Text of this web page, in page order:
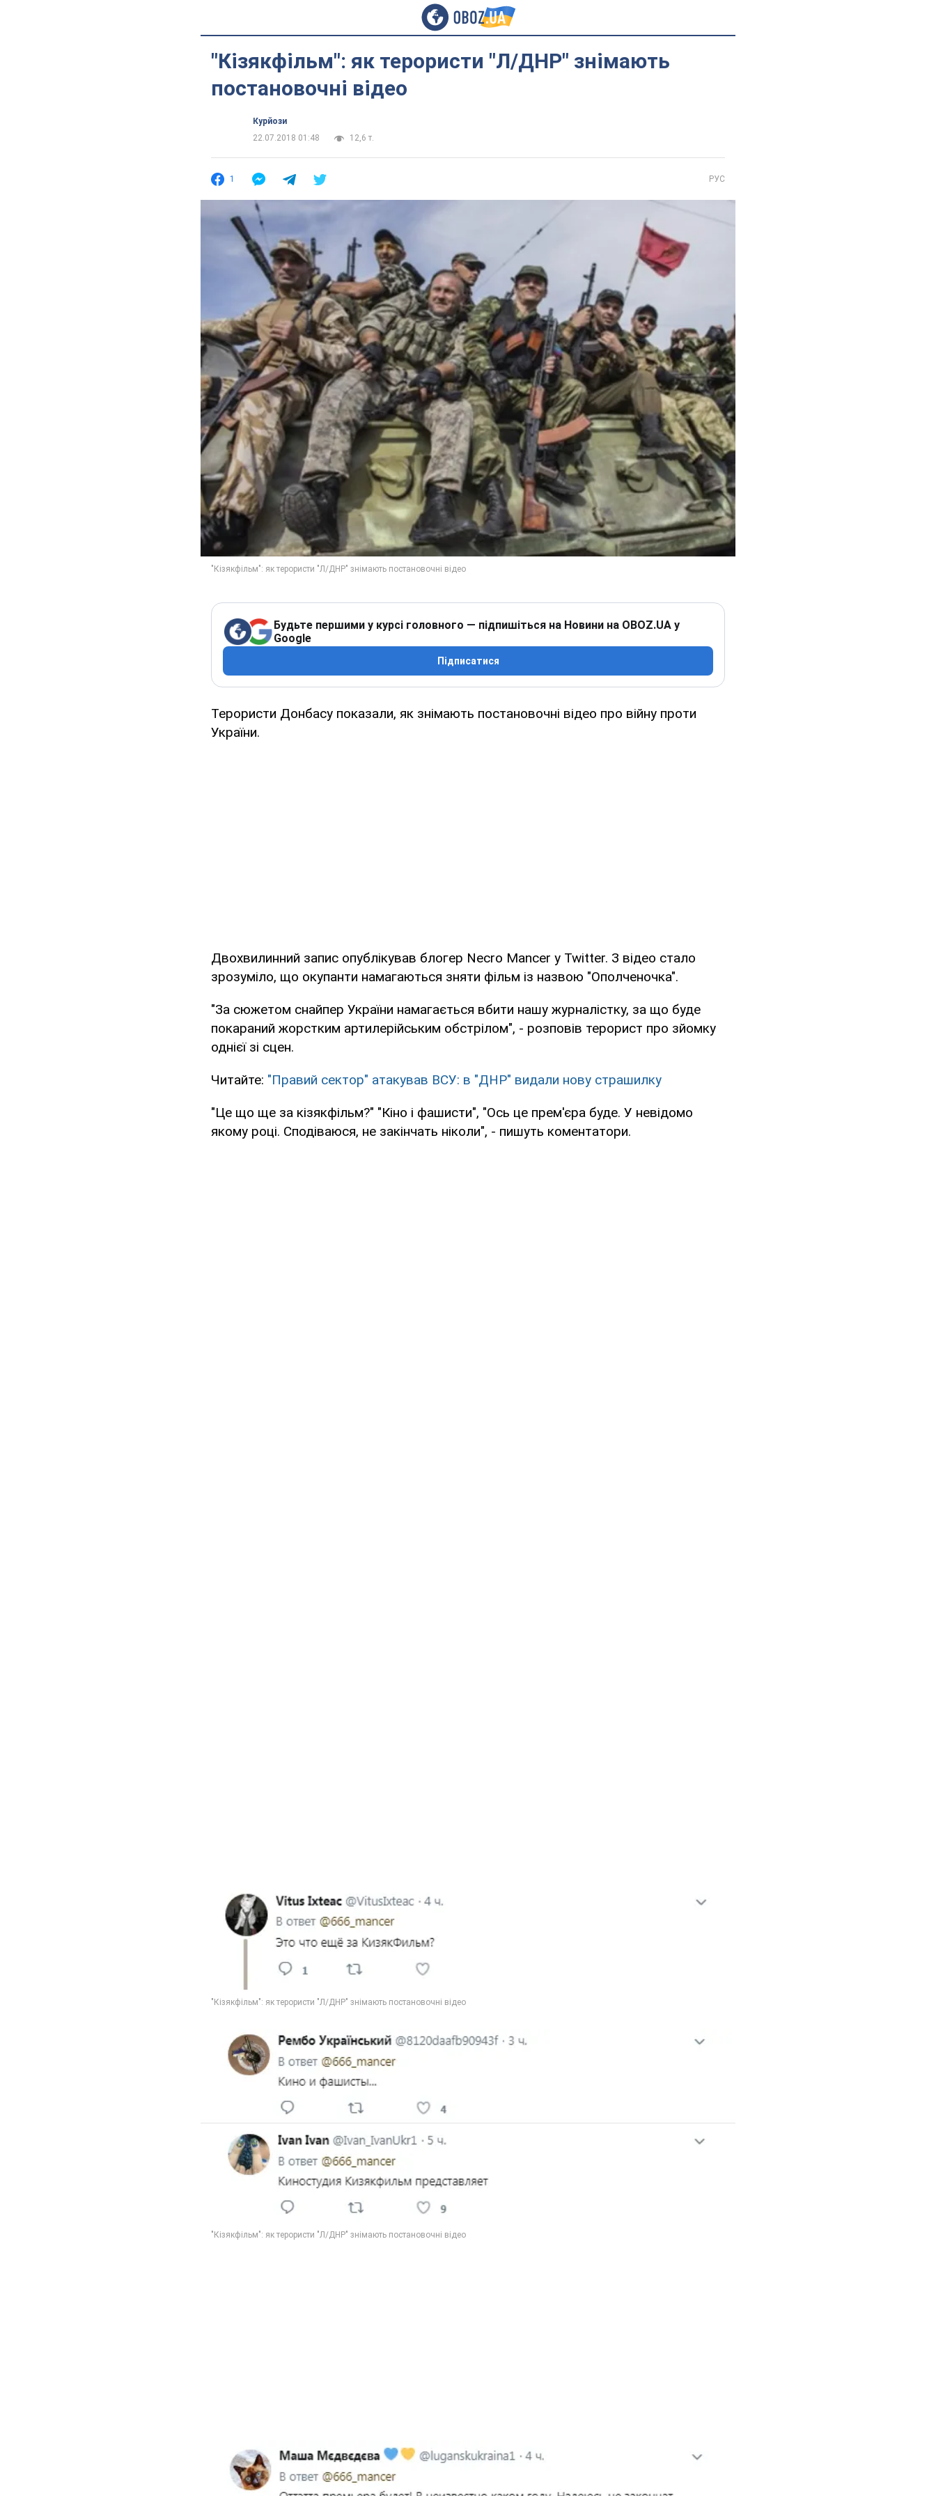
"Кізякфільм": як терористи "Л/ДНР" знімають
постановочні відео
Курйози
22.07.2018 01:48
12,6 т.
1 РУС
Будьте першими у курсі головного — підпишіться на Новини на OBOZ.UA у
Google
Підписатися
Терористи Донбасу показали, як знімають постановочні відео про війну проти
України.
Двохвилинний запис опублікував блогер Necro Mancer у Twitter. З відео стало
зрозуміло, що окупанти намагаються зняти фільм із назвою "Ополченочка".
"За сюжетом снайпер України намагається вбити нашу журналістку, за що буде
покараний жорстким артилерійським обстрілом", - розповів терорист про зйомку
однієї зі сцен.
Читайте: "Правий сектор" атакував ВСУ: в "ДНР" видали нову страшилку
"Це що ще за кізякфільм?" "Кіно і фашисти", "Ось це прем'єра буде. У невідомо
якому році. Сподіваюся, не закінчать ніколи", - пишуть коментатори.